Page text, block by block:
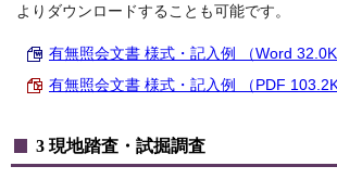
よりダウンロードすることも可能です。
有無照会文書 様式・記入例 （Word
有無照会文書 様式・記入例 （PDF
3 現地踏査・試掘調査